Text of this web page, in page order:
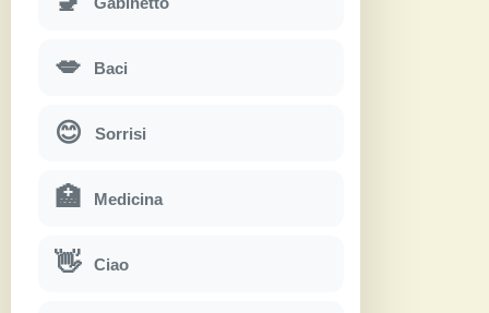
💋 Baci
😊 Sorrisi
🏥 Medicina
👋 Ciao